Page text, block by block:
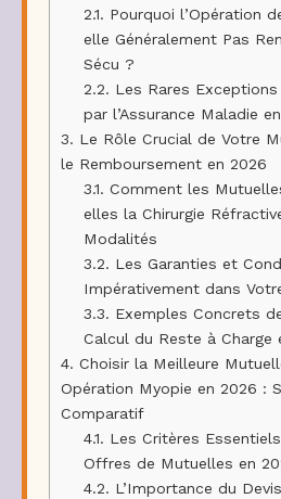
2.1. Pourquoi l’Opération
elle Généralement Pas
Sécu ?
2.2. Les Rares
par l’Assurance Maladie
3. Le Rôle Crucial de Votre
le Remboursement en 2026
3.1. Comment les
elles la Chirurgie
Modalités
3.2. Les Garanties et
Impérativement dans
3.3. Exemples Concrets
Calcul du Reste à Charge
4. Choisir la Meilleure
Opération Myopie en 2026 :
Comparatif
4.1. Les Critères
Offres de Mutuelles en
4.2. L’Importance du